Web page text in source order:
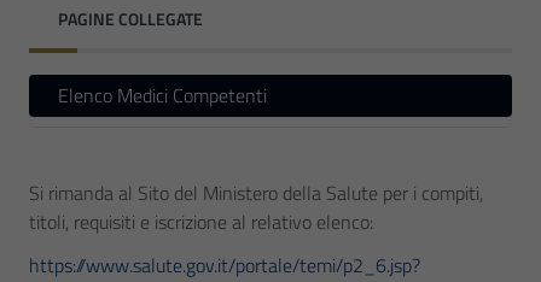
PAGINE COLLEGATE
Elenco Medici Competenti
Si rimanda al Sito del Ministero della Salute per i compiti,
titoli, requisiti e iscrizione al relativo elenco:
https://www.salute.gov.it/portale/temi/p2_6.jsp?